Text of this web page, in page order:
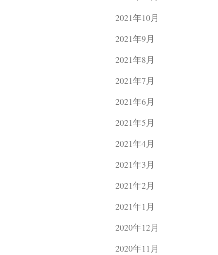
2021年10月
2021年9月
2021年8月
2021年7月
2021年6月
2021年5月
2021年4月
2021年3月
2021年2月
2021年1月
2020年12月
2020年11月